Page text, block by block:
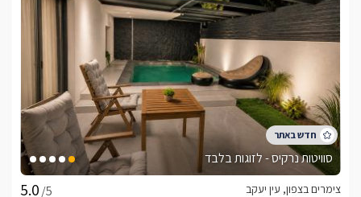
סוויטות נרקיס - לזוגות בלבד
/5
צימרים בצפון, עין יעקב